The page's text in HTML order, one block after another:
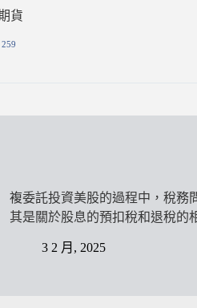
貨
複委託投資美股的過程中，稅務
其是關於股息的預扣稅和退稅的
3 2 月, 2025